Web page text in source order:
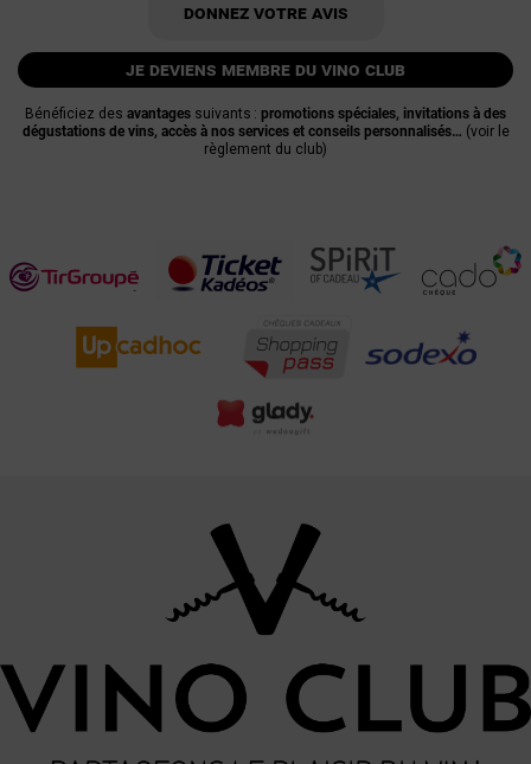
Donnez votre avis
je deviens membre du vino club
Bénéficiez des avantages suivants : promotions spéciales, invitations à des
dégustations de vins, accès à nos services et conseils personnalisés… (voir le
règlement du club)